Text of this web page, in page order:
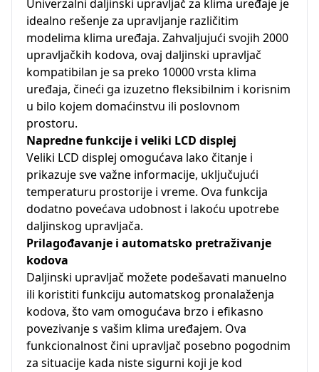
Univerzalni daljinski upravljač za klima uređaje je
idealno rešenje za upravljanje različitim
modelima klima uređaja. Zahvaljujući svojih 2000
upravljačkih kodova, ovaj daljinski upravljač
kompatibilan je sa preko 10000 vrsta klima
uređaja, čineći ga izuzetno fleksibilnim i korisnim
u bilo kojem domaćinstvu ili poslovnom
prostoru.
Napredne funkcije i veliki LCD displej
Veliki LCD displej omogućava lako čitanje i
prikazuje sve važne informacije, uključujući
temperaturu prostorije i vreme. Ova funkcija
dodatno povećava udobnost i lakoću upotrebe
daljinskog upravljača.
Prilagođavanje i automatsko pretraživanje
kodova
Daljinski upravljač možete podešavati manuelno
ili koristiti funkciju automatskog pronalaženja
kodova, što vam omogućava brzo i efikasno
povezivanje s vašim klima uređajem. Ova
funkcionalnost čini upravljač posebno pogodnim
za situacije kada niste sigurni koji je kod